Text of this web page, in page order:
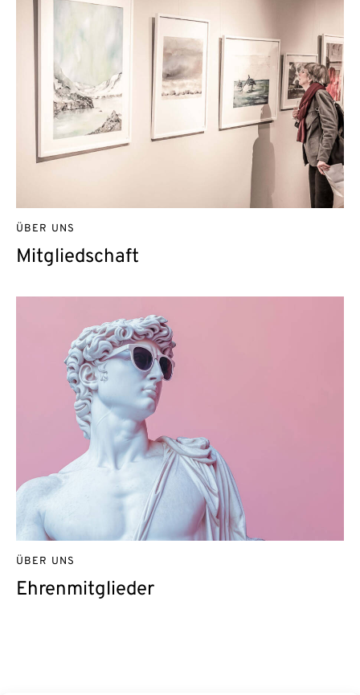
Mitgliedschaft
ÜBER UNS
Ehrenmitglieder
ÜBER UNS